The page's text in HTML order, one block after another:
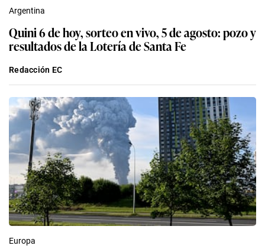
Argentina
Quini 6 de hoy, sorteo en vivo, 5 de agosto: pozo y
resultados de la Lotería de Santa Fe
Redacción EC
Europa